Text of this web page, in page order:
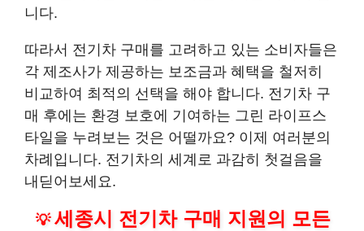
니다.
따라서 전기차 구매를 고려하고 있는 소비자들은
각 제조사가 제공하는 보조금과 혜택을 철저히
비교하여 최적의 선택을 해야 합니다. 전기차 구
매 후에는 환경 보호에 기여하는 그린 라이프스
타일을 누려보는 것은 어떨까요? 이제 여러분의
차례입니다. 전기차의 세계로 과감히 첫걸음을
내딛어보세요.
💡 세종시 전기차 구매 지원의 모든